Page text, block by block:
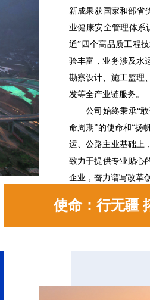
新成果获国家和部省
业健康安全管理体系
通”四个高品质工程
验丰富，业务涉及水
勘察设计、施工监理
发等全产业链服务。
公司始终秉承“
命周期”的使命和“扬
运、公路主业基础上
致力于提供专业贴心
企业，奋力谱写改革
使命：行无疆